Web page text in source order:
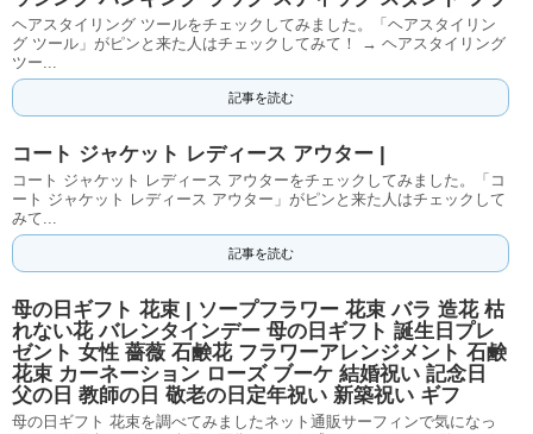
ヘアスタイリング ツールをチェックしてみました。「ヘアスタイリン
グ ツール」がピンと来た人はチェックしてみて！ → ヘアスタイリング
ツー...
記事を読む
コート ジャケット レディース アウター |
コート ジャケット レディース アウターをチェックしてみました。「コ
ート ジャケット レディース アウター」がピンと来た人はチェックして
みて...
記事を読む
母の日ギフト 花束 | ソープフラワー 花束 バラ 造花 枯
れない花 バレンタインデー 母の日ギフト 誕生日プレ
ゼント 女性 薔薇 石鹸花 フラワーアレンジメント 石鹸
花束 カーネーション ローズ ブーケ 結婚祝い 記念日
父の日 教師の日 敬老の日定年祝い 新築祝い ギフ
母の日ギフト 花束を調べてみましたネット通販サーフィンで気になっ